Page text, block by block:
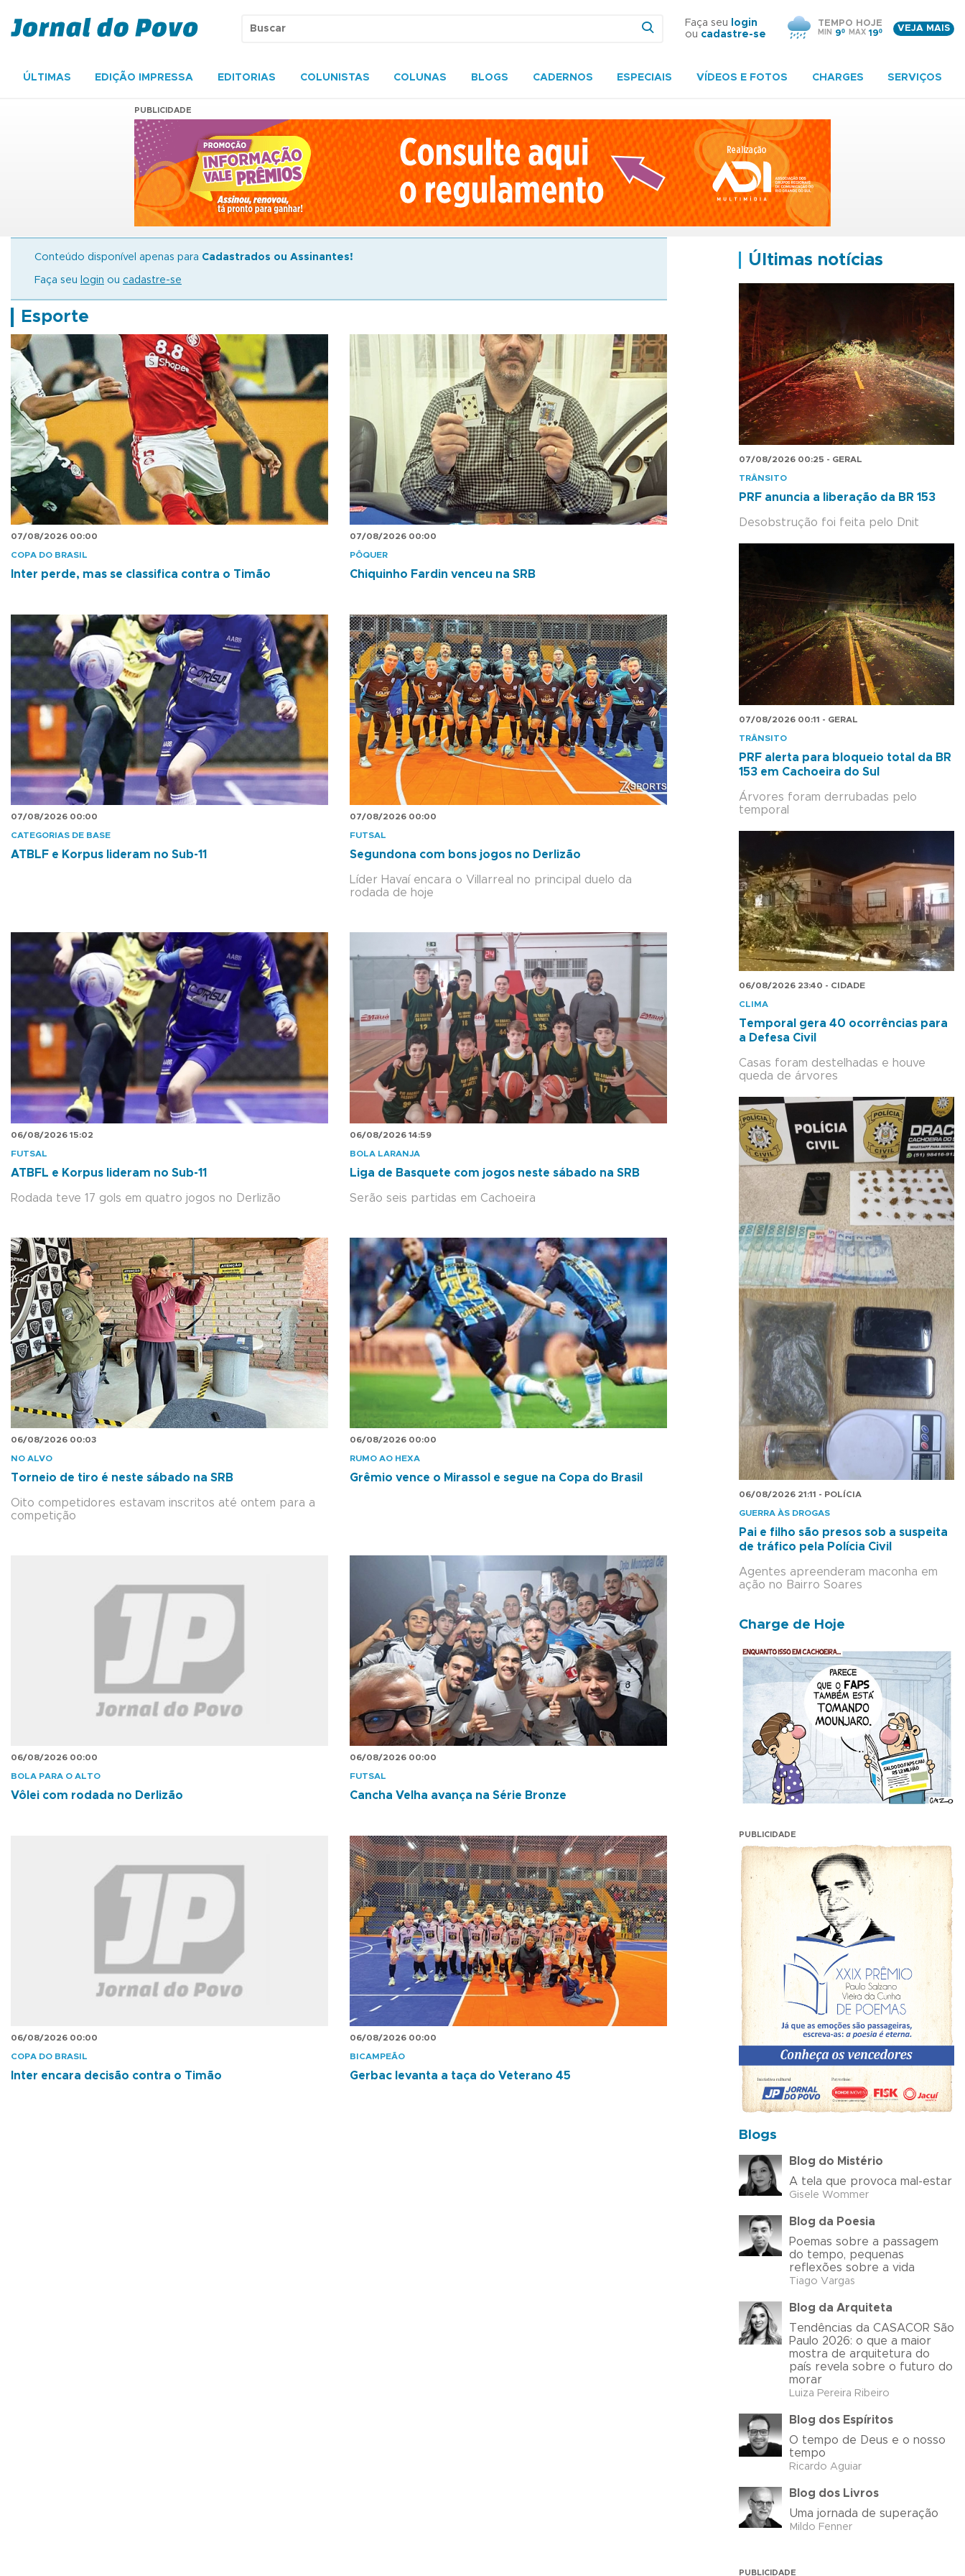
Faça seu
login
ou cadastre-se
TEMPO HOJE
MIN 9º MAX 19º
VEJA MAIS
ÚLTIMAS EDIÇÃO IMPRESSA EDITORIAS COLUNISTAS COLUNAS BLOGS CADERNOS ESPECIAIS VÍDEOS E FOTOS CHARGES SERVIÇOS
PUBLICIDADE
Conteúdo disponível apenas para Cadastrados ou Assinantes!
Faça seu login ou cadastre-se
Esporte
07/08/2026 00:00
COPA DO BRASIL
Inter perde, mas se classifica contra o Timão
07/08/2026 00:00
PÔQUER
Chiquinho Fardin venceu na SRB
07/08/2026 00:00
CATEGORIAS DE BASE
ATBLF e Korpus lideram no Sub-11
07/08/2026 00:00
FUTSAL
Segundona com bons jogos no Derlizão
Líder Havaí encara o Villarreal no principal duelo da
rodada de hoje
06/08/2026 15:02
FUTSAL
ATBFL e Korpus lideram no Sub-11
Rodada teve 17 gols em quatro jogos no Derlizão
06/08/2026 14:59
BOLA LARANJA
Liga de Basquete com jogos neste sábado na SRB
Serão seis partidas em Cachoeira
06/08/2026 00:03
NO ALVO
Torneio de tiro é neste sábado na SRB
Oito competidores estavam inscritos até ontem para a
competição
06/08/2026 00:00
RUMO AO HEXA
Grêmio vence o Mirassol e segue na Copa do Brasil
06/08/2026 00:00
BOLA PARA O ALTO
Vôlei com rodada no Derlizão
06/08/2026 00:00
FUTSAL
Cancha Velha avança na Série Bronze
06/08/2026 00:00
COPA DO BRASIL
Inter encara decisão contra o Timão
06/08/2026 00:00
BICAMPEÃO
Gerbac levanta a taça do Veterano 45
Últimas notícias
07/08/2026 00:25 - GERAL
TRÂNSITO
PRF anuncia a liberação da BR 153
Desobstrução foi feita pelo Dnit
07/08/2026 00:11 - GERAL
TRÂNSITO
PRF alerta para bloqueio total da BR
153 em Cachoeira do Sul
Árvores foram derrubadas pelo
temporal
06/08/2026 23:40 - CIDADE
CLIMA
Temporal gera 40 ocorrências para
a Defesa Civil
Casas foram destelhadas e houve
queda de árvores
06/08/2026 21:11 - POLÍCIA
GUERRA ÀS DROGAS
Pai e filho são presos sob a suspeita
de tráfico pela Polícia Civil
Agentes apreenderam maconha em
ação no Bairro Soares
Charge de Hoje
PUBLICIDADE
Blogs
Blog do Mistério
A tela que provoca mal-estar
Gisele Wommer
Blog da Poesia
Poemas sobre a passagem
do tempo, pequenas
reflexões sobre a vida
Tiago Vargas
Blog da Arquiteta
Tendências da CASACOR São
Paulo 2026: o que a maior
mostra de arquitetura do
país revela sobre o futuro do
morar
Luiza Pereira Ribeiro
Blog dos Espíritos
O tempo de Deus e o nosso
tempo
Ricardo Aguiar
Blog dos Livros
Uma jornada de superação
Mildo Fenner
PUBLICIDADE